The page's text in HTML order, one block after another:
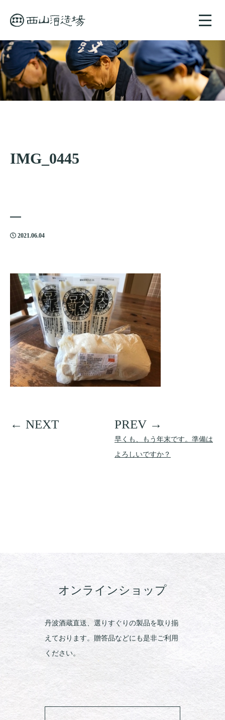
toggle
IMG_0445
2021.06.04
早くも、もう年末です。準備は
よろしいですか？
オンラインショップ
丹波酒蔵直送、選りすぐりの製品を取り揃
えております。贈答品などにも是非ご利用
ください。